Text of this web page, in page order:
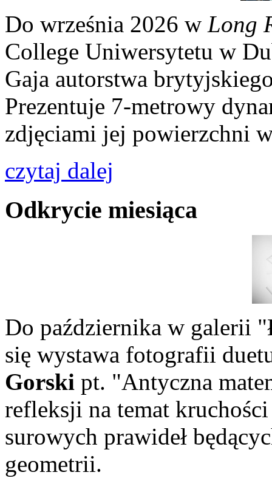
Do września 2026 w Long
College Uniwersytetu w
Gaja autorstwa
Prezentuje 7-metrowy
zdjęciami jej powierzchni
czytaj dalej
Odkrycie miesiąca
Do października w galerii
się wystawa fotografii
Gorski pt. "Antyczna
refleksji na temat
surowych prawideł
geometrii.